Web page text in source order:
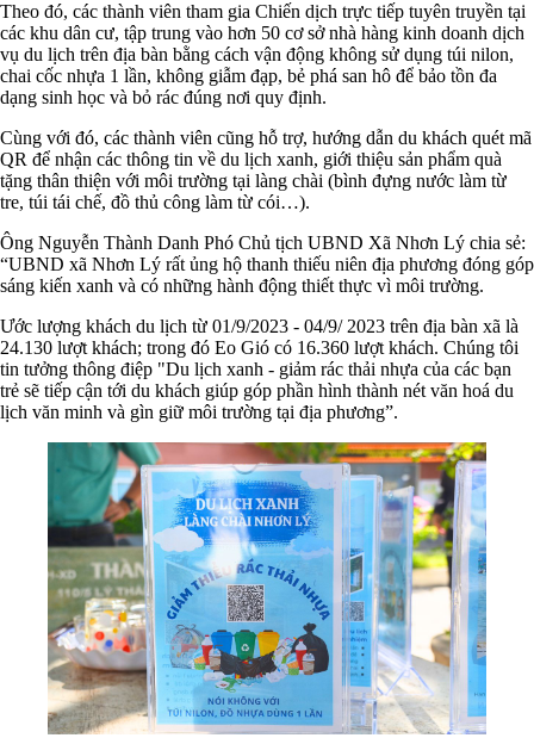
Theo đó, các thành viên tham gia Chiến dịch trực tiếp tuyên truyền tại
các khu dân cư, tập trung vào hơn 50 cơ sở nhà hàng kinh doanh dịch
vụ du lịch trên địa bàn bằng cách vận động không sử dụng túi nilon,
chai cốc nhựa 1 lần, không giẫm đạp, bẻ phá san hô để bảo tồn đa
dạng sinh học và bỏ rác đúng nơi quy định.
Cùng với đó, các thành viên cũng hỗ trợ, hướng dẫn du khách quét mã
QR để nhận các thông tin về du lịch xanh, giới thiệu sản phẩm quà
tặng thân thiện với môi trường tại làng chài (bình đựng nước làm từ
tre, túi tái chế, đồ thủ công làm từ cói…).
Ông Nguyễn Thành Danh Phó Chủ tịch UBND Xã Nhơn Lý chia sẻ:
“UBND xã Nhơn Lý rất ủng hộ thanh thiếu niên địa phương đóng góp
sáng kiến xanh và có những hành động thiết thực vì môi trường.
Ước lượng khách du lịch từ 01/9/2023 - 04/9/ 2023 trên địa bàn xã là
24.130 lượt khách; trong đó Eo Gió có 16.360 lượt khách. Chúng tôi
tin tưởng thông điệp "Du lịch xanh - giảm rác thải nhựa của các bạn
trẻ sẽ tiếp cận tới du khách giúp góp phần hình thành nét văn hoá du
lịch văn minh và gìn giữ môi trường tại địa phương”.